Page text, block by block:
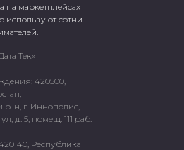
на маркетплейсах
используют сотни
Тек»
420500,
р-н, г. Иннополис,
д. 5, помещ. 111 раб.
Республика